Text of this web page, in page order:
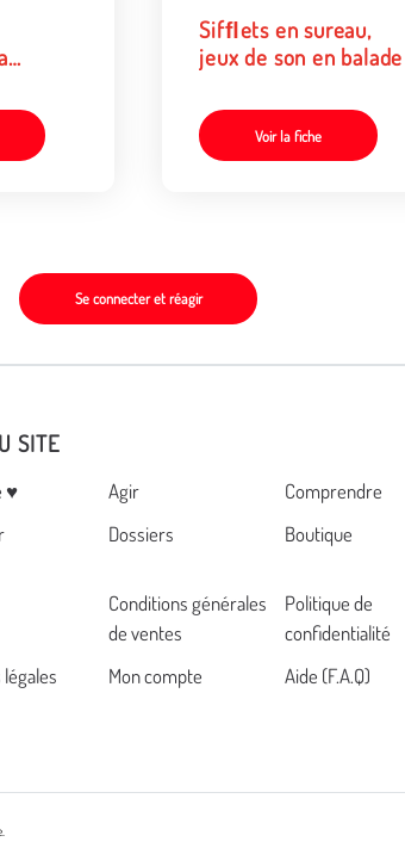
Sifﬂets en sureau,
jeux de son en balade
Voir la fiche
Se connecter et réagir
SITE
♥ Agir
Comprendre
Dossiers Boutique
Conditions générales
de ventes
Politique de
confidentialité
Mon compte Aide (F.A.Q)